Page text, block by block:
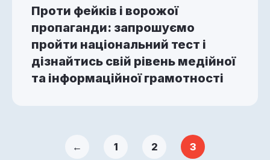
Проти фейків і ворожої
пропаганди: запрошуємо
пройти національний тест і
дізнайтись свій рівень медійної
та інформаційної грамотності
← 1 2 3